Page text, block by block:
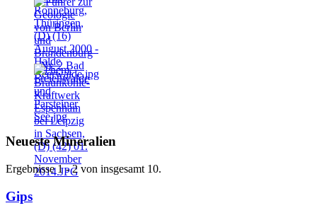
Neueste Mineralien
Ergebnisse 1 - 2 von insgesamt 10.
Gips